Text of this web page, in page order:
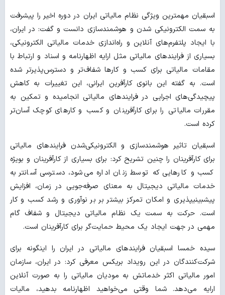
اسبقیان مهمترین ویژگی نظام مالیاتی ایران در دوره اخیر را پیشرفت
به سمت الکترونیکی شدن و هوشمندسازی دانست و گفت: در ایران،
با ایجاد پلت‏فرم‌های آنلاین و راه‌اندازی خدمات مالیاتی الکترونیکی،
بسیاری از فرایندهای مالیاتی مثل ارایه اظهارنامه و اسناد و ارتباط با
مقامات مالیاتی برای کسب و کارها شفاف‌تر و دسترس‌پذیرتر شده
است. به گفته این بانوی کارآفرین ایرانی، این تغییرات به کاهش
پیچیدگی‌های اجرایی در فرایندهای مالیاتی انجامیده و تمکین به
مقررات مالیاتی را برای کارآفرینان و کسب و کارهای کوچک آسان‌تر
کرده است.
اسبقیان تاثیر هوشمندسازی و الکترونیکی‌شدن فرایندهای مالیاتی
برای کارآفرینان را چنین تشریح کرد: برای بسیاری از کارآفرینان و بویژه
کسب و کارهایی که توسط زنان اداره می‌شود، دسترسی آسانتر به
خدمات مالیاتی دیجیتال به معنای صرفه‌جویی در زمان، افزایش
پیش‏بینی‏پذیری و امکان تمرکز بیشتر بر بر نوآوری و رشد کسب و کار
است. حرکت به سمت یک نظام مالیاتی دیجیتال و شفاف گام
مهمی در جهت ایجاد یک محیط حمایت‌گر برای کارآفرینان است.
سیده خمسا اسبقیان فرایندهای مالیاتی در ایران را اینگونه برای
شرکت‌کنندگان در این رویداد بریکس معرفی کرد: در ایران، سازمان
امور مالیاتی اکثر خدماتش به مودیان مالیاتی را به صورت آنلاین
ارایه می‌دهد. شما وقتی می‌خواهید اظهارنامه بدهید، مالیات